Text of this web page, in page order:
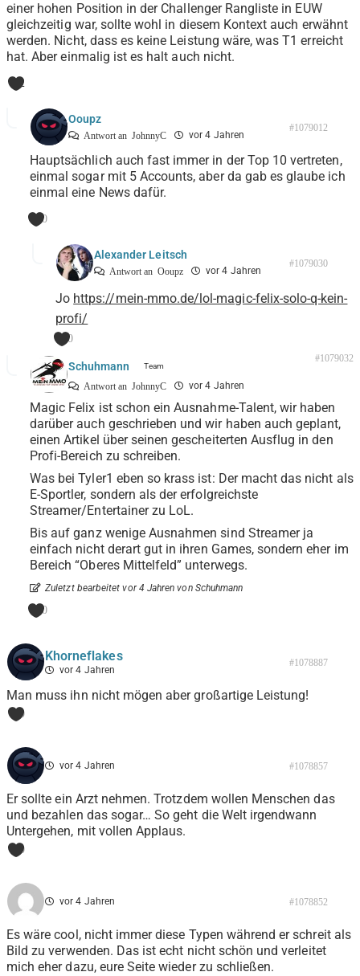
einer hohen Position in der Challenger Rangliste in EUW
gleichzeitig war, sollte wohl in diesem Kontext auch erwähnt
werden. Nicht, dass es keine Leistung wäre, was T1 erreicht
hat. Aber einmalig ist es halt auch nicht.
2
Ooupz
Antwort an JohnnyC vor 4 Jahren
#1079012
Hauptsächlich auch fast immer in der Top 10 vertreten,
einmal sogar mit 5 Accounts, aber da gab es glaube ich
einmal eine News dafür.
0
Alexander Leitsch
Antwort an Ooupz vor 4 Jahren
#1079030
Jo https://mein-mmo.de/lol-magic-felix-solo-q-kein-
profi/
0
Schuhmann
Antwort an JohnnyC vor 4 Jahren
#1079032
Magic Felix ist schon ein Ausnahme-Talent, wir haben
darüber auch geschrieben und wir haben auch geplant,
einen Artikel über seinen gescheiterten Ausflug in den
Profi-Bereich zu schreiben.
Was bei Tyler1 eben so krass ist: Der macht das nicht als
E-Sportler, sondern als der erfolgreichste
Streamer/Entertainer zu LoL.
Bis auf ganz wenige Ausnahmen sind Streamer ja
einfach nicht derart gut in ihren Games, sondern eher im
Bereich “Oberes Mittelfeld” unterwegs.
Zuletzt bearbeitet vor 4 Jahren von Schuhmann
0
Khorneflakes
vor 4 Jahren
#1078887
Man muss ihn nicht mögen aber großartige Leistung!
0
vor 4 Jahren #1078857
Er sollte ein Arzt nehmen. Trotzdem wollen Menschen das
und bezahlen das sogar… So geht die Welt irgendwann
Untergehen, mit vollen Applaus.
0
vor 4 Jahren #1078852
Es wäre cool, nicht immer diese Typen während er schreit als
Bild zu verwenden. Das ist echt nicht schön und verleitet
mich eher dazu, eure Seite wieder zu schließen.